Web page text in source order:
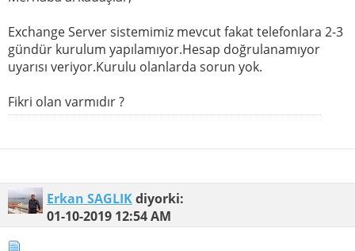
Exchange Server sistemimiz mevcut fakat telefonlara 2-3
gündür kurulum yapılamıyor.Hesap doğrulanamıyor
uyarısı veriyor.Kurulu olanlarda sorun yok.
Fikri olan varmıdır ?
Erkan SAGLIKdiyorki:
01-10-2019 12:54 AM